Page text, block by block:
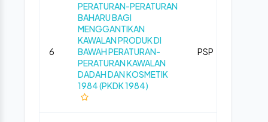
6
PERATURAN-PERATURAN
BAHARU BAGI
MENGGANTIKAN
KAWALAN PRODUK DI
BAWAH PERATURAN-
PERATURAN KAWALAN
DADAH DAN KOSMETIK
1984 (PKDK 1984)
PSP